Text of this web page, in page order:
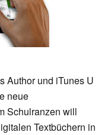
Author und iTunes U
neue
Schulranzen will
Textbüchern in